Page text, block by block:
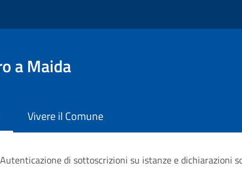
a Maida
Vivere il Comune
Autenticazione di sottoscrizioni su istanze e dichiarazioni